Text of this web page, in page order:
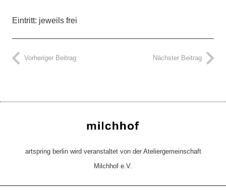
Eintritt: jeweils frei
Vorheriger Beitrag Nächster Beitrag
artspring berlin wird veranstaltet von der Ateliergemeinschaft
Milchhof e.V.